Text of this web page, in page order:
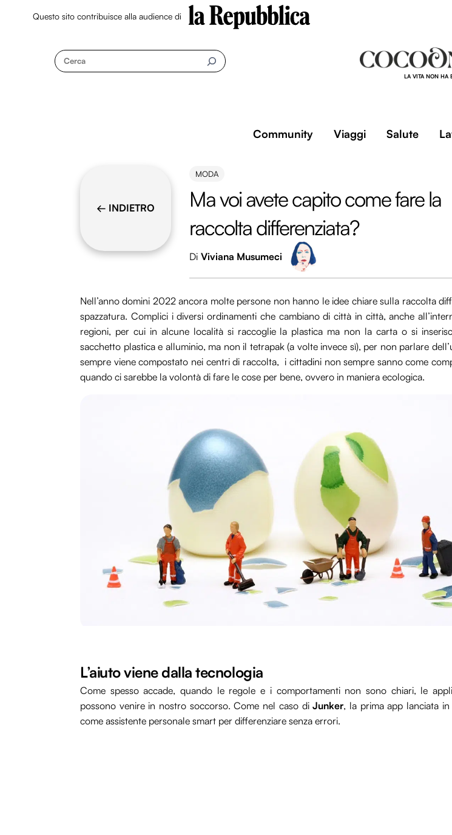
Questo sito contribuisce alla audience di
Cerca
LA VITA NON HA
Community Viaggi Salute
← INDIETRO
MODA
Ma voi avete capito come fare la
raccolta differenziata?
Di Viviana Musumeci
Nell’anno domini 2022 ancora molte persone non hanno le idee chiare sulla raccolta
spazzatura. Complici i diversi ordinamenti che cambiano di città in città, anche
regioni, per cui in alcune località si raccoglie la plastica ma non la carta o si
sacchetto plastica e alluminio, ma non il tetrapak (a volte invece sì), per non parlare
sempre viene compostato nei centri di raccolta, i cittadini non sempre sanno come
quando ci sarebbe la volontà di fare le cose per bene, ovvero in maniera ecologica.
L’aiuto viene dalla tecnologia
Come spesso accade, quando le regole e i comportamenti non sono chiari, le
possono venire in nostro soccorso. Come nel caso diJunker, la prima app lanciata
come assistente personale smart per differenziare senza errori.